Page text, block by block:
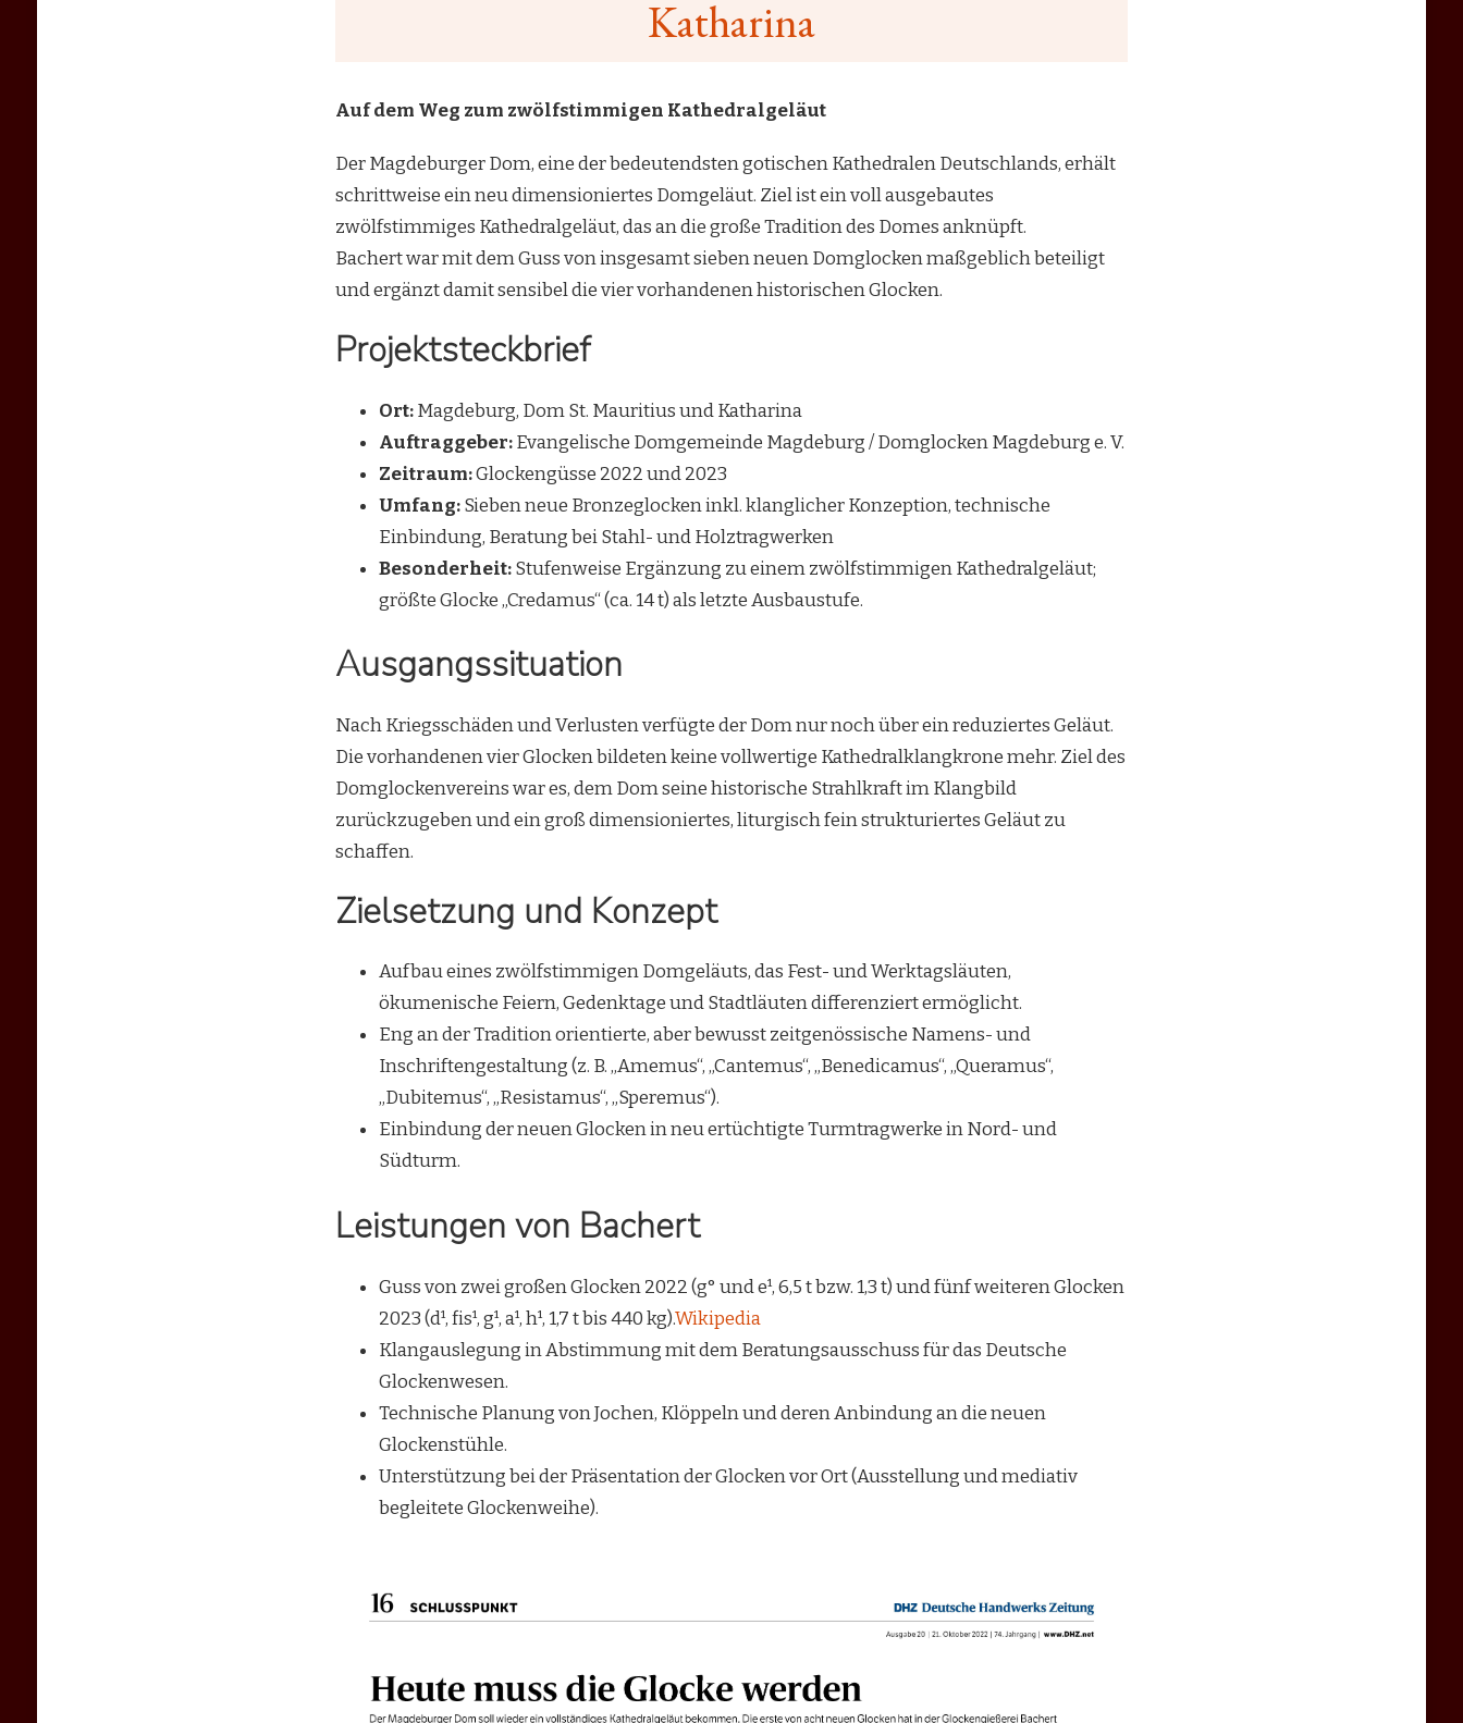
Katharina
Auf dem Weg zum zwölfstimmigen Kathedralgeläut
Der Magdeburger Dom, eine der bedeutendsten gotischen Kathedralen Deutschlands, erhält
schrittweise ein neu dimensioniertes Domgeläut. Ziel ist ein voll ausgebautes
zwölfstimmiges Kathedralgeläut, das an die große Tradition des Domes anknüpft.
Bachert war mit dem Guss von insgesamt sieben neuen Domglocken maßgeblich beteiligt
und ergänzt damit sensibel die vier vorhandenen historischen Glocken.
Projektsteckbrief
Ort:Magdeburg, Dom St. Mauritius und Katharina
Auftraggeber:Evangelische Domgemeinde Magdeburg / Domglocken Magdeburg e. V.
Zeitraum:Glockengüsse 2022 und 2023
Umfang:Sieben neue Bronzeglocken inkl. klanglicher Konzeption, technische
Einbindung, Beratung bei Stahl- und Holztragwerken
Besonderheit:Stufenweise Ergänzung zu einem zwölfstimmigen Kathedralgeläut;
größte Glocke „Credamus“ (ca. 14 t) als letzte Ausbaustufe.
Ausgangssituation
Nach Kriegsschäden und Verlusten verfügte der Dom nur noch über ein reduziertes Geläut.
Die vorhandenen vier Glocken bildeten keine vollwertige Kathedralklangkrone mehr. Ziel des
Domglockenvereins war es, dem Dom seine historische Strahlkraft im Klangbild
zurückzugeben und ein groß dimensioniertes, liturgisch fein strukturiertes Geläut zu
schaffen.
Zielsetzung und Konzept
Aufbau eines zwölfstimmigen Domgeläuts, das Fest- und Werktagsläuten,
ökumenische Feiern, Gedenktage und Stadtläuten differenziert ermöglicht.
Eng an der Tradition orientierte, aber bewusst zeitgenössische Namens- und
Inschriftengestaltung (z. B. „Amemus“, „Cantemus“, „Benedicamus“, „Queramus“,
„Dubitemus“, „Resistamus“, „Speremus“).
Einbindung der neuen Glocken in neu ertüchtigte Turmtragwerke in Nord- und
Südturm.
Leistungen von Bachert
Guss von zwei großen Glocken 2022 (g° und e¹, 6,5 t bzw. 1,3 t) und fünf weiteren Glocken
2023 (d¹, fis¹, g¹, a¹, h¹, 1,7 t bis 440 kg).Wikipedia
Klangauslegung in Abstimmung mit dem Beratungsausschuss für das Deutsche
Glockenwesen.
Technische Planung von Jochen, Klöppeln und deren Anbindung an die neuen
Glockenstühle.
Unterstützung bei der Präsentation der Glocken vor Ort (Ausstellung und mediativ
begleitete Glockenweihe).